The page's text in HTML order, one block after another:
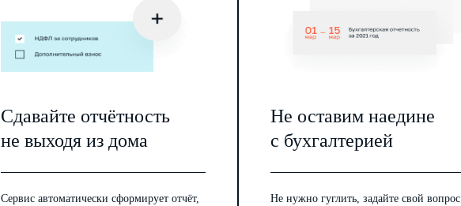
Сдавайте отчётность
не выходя из дома
Сервис автоматически сформирует отчёт,
Не оставим наедине
с бухгалтерией
Не нужно гуглить, задайте свой вопрос